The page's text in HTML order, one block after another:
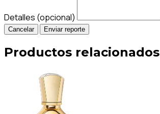
Detalles (opcional)
Cancelar Enviar reporte
Productos relacionados